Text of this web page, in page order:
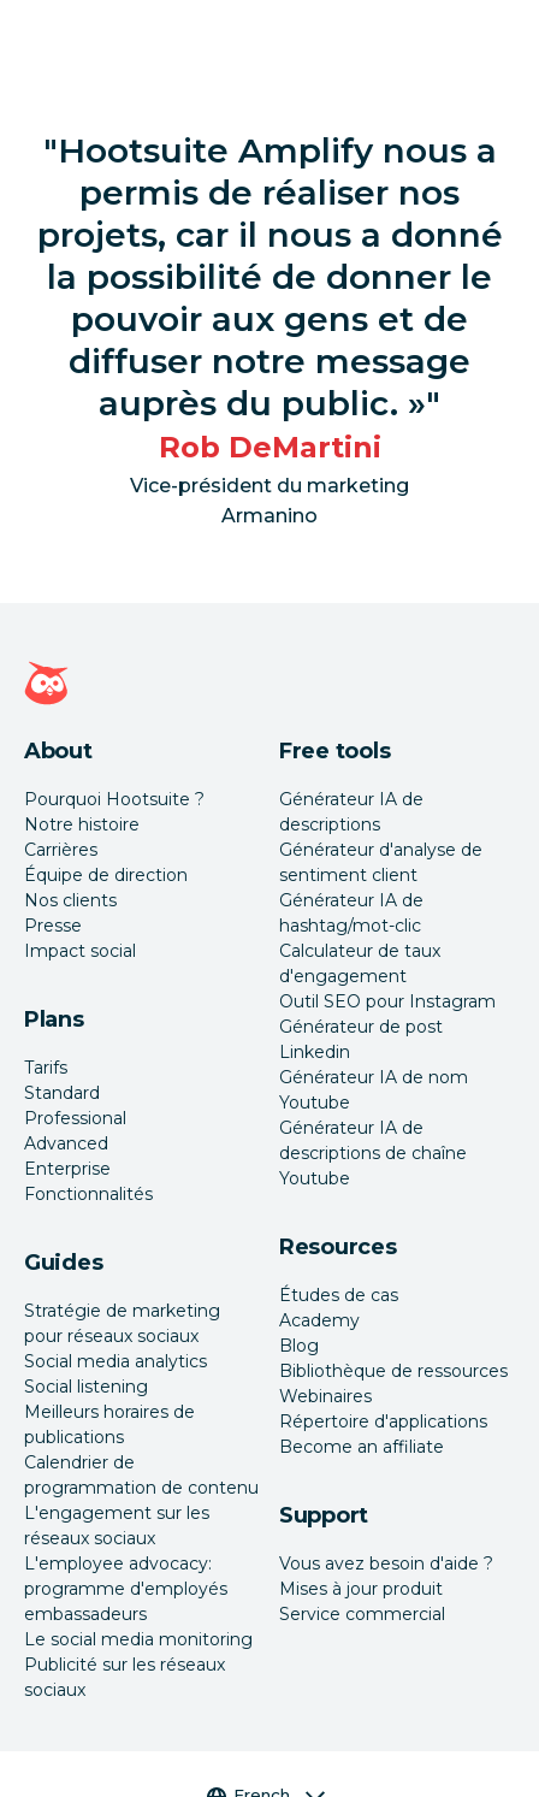
Hootsuite Amplify nous a
permis de réaliser nos
projets, car il nous a donné
la possibilité de donner le
pouvoir aux gens et de
diffuser notre message
auprès du public. »
Rob DeMartini
Vice-président du marketing
Armanino
Page d'accueil Hootsuite
About
Pourquoi Hootsuite ?
Notre histoire
Carrières
Équipe de direction
Nos clients
Presse
Impact social
Plans
Tarifs
Standard
Professional
Advanced
Enterprise
Fonctionnalités
Guides
Stratégie de marketing
pour réseaux sociaux
Social media analytics
Social listening
Meilleurs horaires de
publications
Calendrier de
programmation de contenu
L'engagement sur les
réseaux sociaux
L'employee advocacy:
programme d'employés
embassadeurs
Le social media monitoring
Publicité sur les réseaux
sociaux
Free tools
Générateur IA de
descriptions
Générateur d'analyse de
sentiment client
Générateur IA de
hashtag/mot-clic
Calculateur de taux
d'engagement
Outil SEO pour Instagram
Générateur de post
Linkedin
Générateur IA de nom
Youtube
Générateur IA de
descriptions de chaîne
Youtube
Resources
Études de cas
Academy
Blog
Bibliothèque de ressources
Webinaires
Répertoire d'applications
Become an affiliate
Support
Vous avez besoin d'aide ?
Mises à jour produit
Service commercial